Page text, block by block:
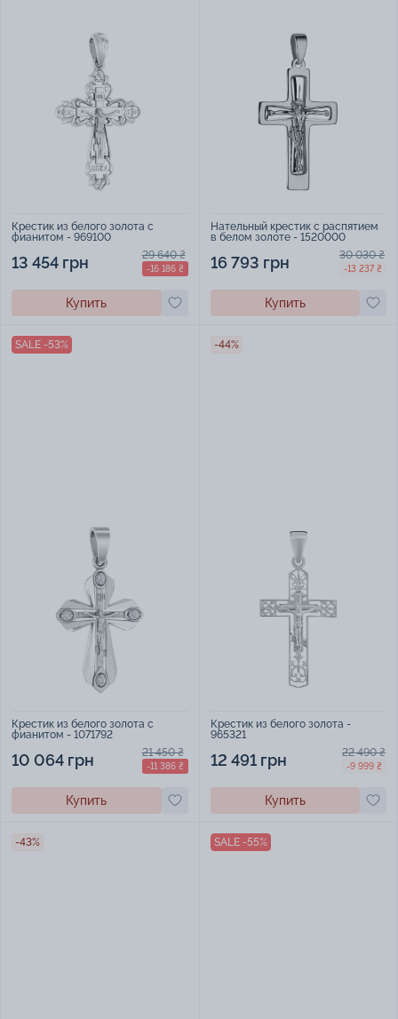
Крестик из белого золота с
фианитом - 969100
13 454 грн 29 640 ₴
-16 186 ₴
Купить
Нательный крестик с распятием
в белом золоте - 1520000
16 793 грн 30 030 ₴
-13 237 ₴
Купить
SALE -53%
Крестик из белого золота с
фианитом - 1071792
10 064 грн 21 450 ₴
-11 386 ₴
Купить
-44%
Крестик из белого золота -
965321
12 491 грн 22 490 ₴
-9 999 ₴
Купить
-43% SALE -55%